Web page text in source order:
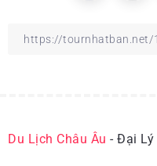
Du Lịch Châu Âu - Đại Lý